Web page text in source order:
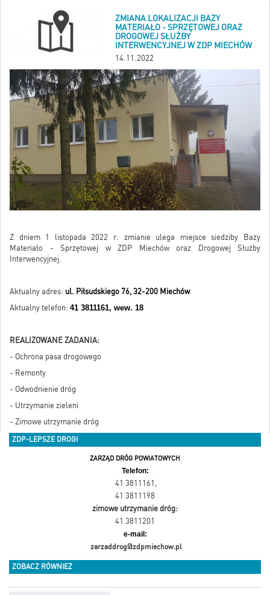
ZMIANA LOKALIZACJI BAZY
MATERIAŁO - SPRZĘTOWEJ ORAZ
DROGOWEJ SŁUŻBY
INTERWENCYJNEJ W ZDP MIECHÓW
14.11.2022
Z dniem 1 listopada 2022 r. zmianie ulega miejsce siedziby Bazy
Materiało - Sprzętowej w ZDP Miechów oraz Drogowej Służby
Interwencyjnej.
Aktualny adres: ul. Piłsudskiego 76, 32-200 Miechów
Aktualny telefon: 41 3811161, wew. 18
REALIZOWANE ZADANIA:
- Ochrona pasa drogowego
- Remonty
- Odwodnienie dróg
- Utrzymanie zieleni
- Zimowe utrzymanie dróg
ZDP-LEPSZE DROGI
ZARZĄD DRÓG POWIATOWYCH
Telefon:
41 3811161 ,
41 3811198
zimowe utrzymanie dróg:
41 3811201
e-mail:
zarzaddrog@zdpmiechow.pl
ZOBACZ RÓWNIEŻ